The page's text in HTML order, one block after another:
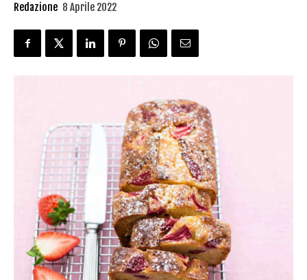
Redazione 8 Aprile 2022